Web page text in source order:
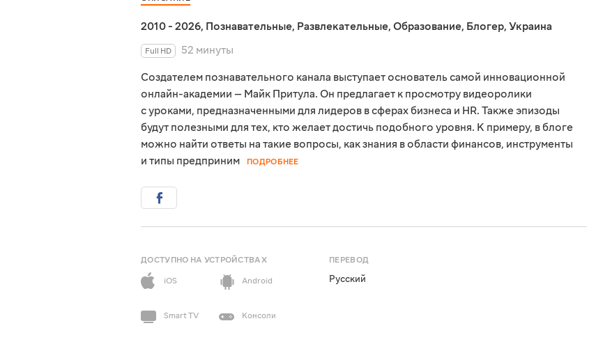
2010 - 2026, Познавательные, Развлекательные, Образование, Блогер, Украина
Full HD
52 минуты
Создателем познавательного канала выступает основатель самой инновационной
онлайн-академии — Майк Притула. Он предлагает к просмотру видеоролики
с уроками, предназначенными для лидеров в сферах бизнеса и HR. Также эпизоды
будут полезными для тех, кто желает достичь подобного уровня. К примеру, в блоге
можно найти ответы на такие вопросы, как знания в области финансов, инструменты
и типы предприним
ПОДРОБНЕЕ
ДОСТУПНО НА УСТРОЙСТВАХ
iOS
Android
Smart TV Консоли
ПЕРЕВОД
Русский